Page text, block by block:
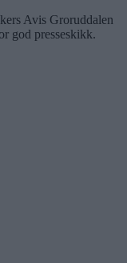
Avis Groruddalen
god presseskikk.